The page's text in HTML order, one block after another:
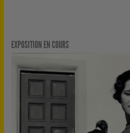
EXPOSITION EN COURS